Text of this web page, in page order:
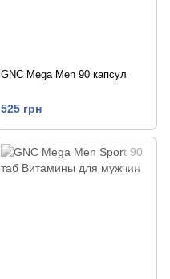
GNC Mega Men 90 капсул
525 грн